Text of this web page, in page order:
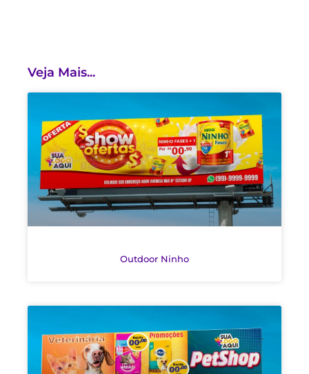
Veja Mais...
Outdoor Ninho